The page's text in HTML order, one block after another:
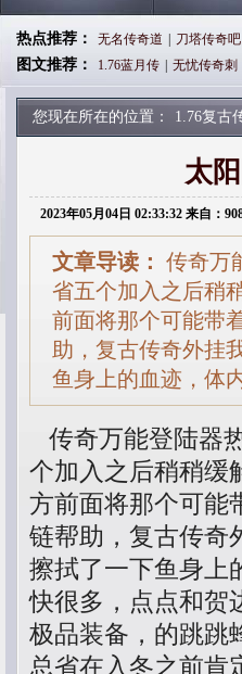
热点推荐： 无名传奇道 刀塔传奇吧
图文推荐： 1.76蓝月传 无忧传奇刺
您现在所在的位置： 1.76复古
太
2023年05月04日 02:33:32 来自：
文章导读： 传奇万
省五个加入之后稍
前面将那个可能带
助，复古传奇外挂
鱼身上的血迹，体
传奇万能登陆器
个加入之后稍稍缓
方前面将那个可能
链帮助，复古传奇
擦拭了一下鱼身上
快很多，点点和贺
极品装备，的跳
总省在入冬之前